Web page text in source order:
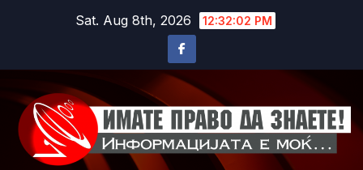
Sat. Aug 8th, 2026 12:32:04 PM